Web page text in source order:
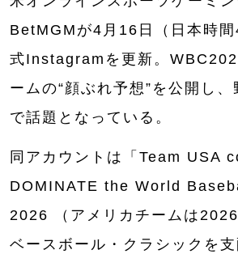
BetMGMが4月16日（日本時
式Instagramを更新。
ームの“顔ぶれ予想”を公開し
で話題となっている。
同アカウントは「Team USA
DOMINATE the World
2026 （アメリカチームは2026
ベースボール・クラシックを